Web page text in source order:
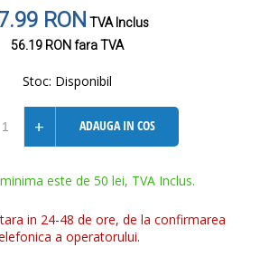
RONTVA Inclus
56.19 RONfara TVA
Stoc: Disponibil
+ ADAUGA IN COS
este de 50 lei, TVA Inclus.
in 24-48 de ore, de la confirmarea
a operatorului.